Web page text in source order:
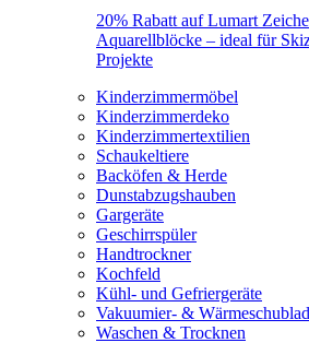
20% Rabatt auf Lumart
Aquarellblöcke – ideal für
Projekte
Kinderzimmermöbel
Kinderzimmerdeko
Kinderzimmertextilien
Schaukeltiere
Backöfen & Herde
Dunstabzugshauben
Gargeräte
Geschirrspüler
Handtrockner
Kochfeld
Kühl- und Gefriergeräte
Vakuumier- &
Waschen & Trocknen